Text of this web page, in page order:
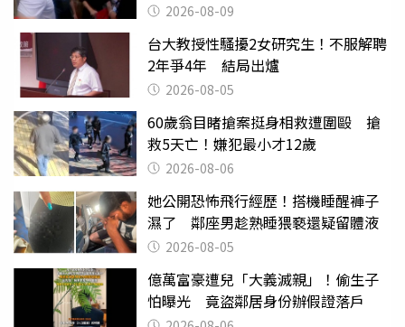
2026-08-09
台大教授性騷擾2女研究生！不服解聘
2年爭4年 結局出爐
2026-08-05
60歲翁目睹搶案挺身相救遭圍毆 搶
救5天亡！嫌犯最小才12歲
2026-08-06
她公開恐怖飛行經歷！搭機睡醒褲子
濕了 鄰座男趁熟睡猥褻還疑留體液
2026-08-05
億萬富豪遭兒「大義滅親」！偷生子
怕曝光 竟盜鄰居身份辦假證落戶